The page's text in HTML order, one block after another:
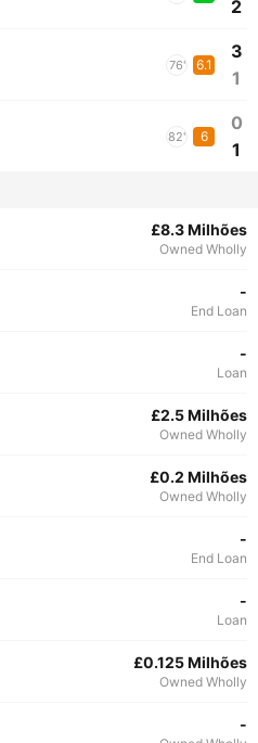
2
76' 6.1
3
1
82' 6
0
1
£8.3 Milhões
Owned Wholly
-
End Loan
-
Loan
£2.5 Milhões
Owned Wholly
£0.2 Milhões
Owned Wholly
-
End Loan
-
Loan
£0.125 Milhões
Owned Wholly
-